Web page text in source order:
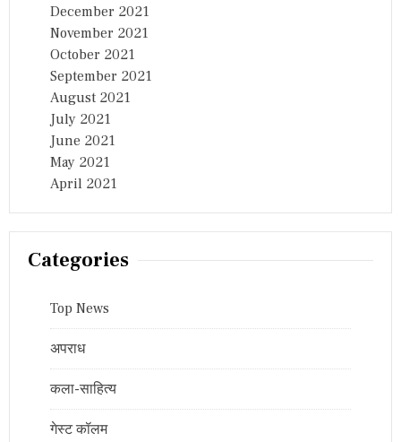
December 2021
November 2021
October 2021
September 2021
August 2021
July 2021
June 2021
May 2021
April 2021
Categories
Top News
अपराध
कला-साहित्य
गेस्ट कॉलम